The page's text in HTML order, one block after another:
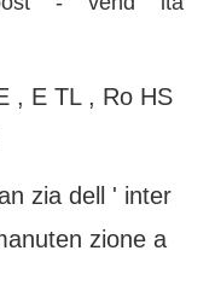
, E TL , Ro HS
zia dell ' inter
zione a